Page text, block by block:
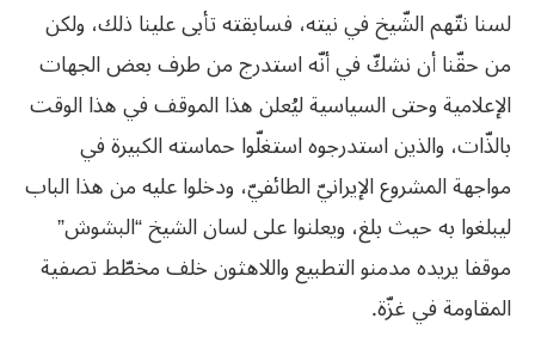
لسنا نتّهم الشّيخ في نيته، فسابقته تأبى علينا ذلك، ولكن
من حقّنا أن نشكّ في أنّه استدرج من طرف بعض الجهات
الإعلامية وحتى السياسية ليُعلن هذا الموقف في هذا الوقت
بالذّات، والذين استدرجوه استغلّوا حماسته الكبيرة في
مواجهة المشروع الإيرانيّ الطائفيّ، ودخلوا عليه من هذا الباب
ليبلغوا به حيث بلغ، ويعلنوا على لسان الشيخ “البشوش”
موقفا يريده مدمنو التطبيع واللاهثون خلف مخطّط تصفية
المقاومة في غزّة.